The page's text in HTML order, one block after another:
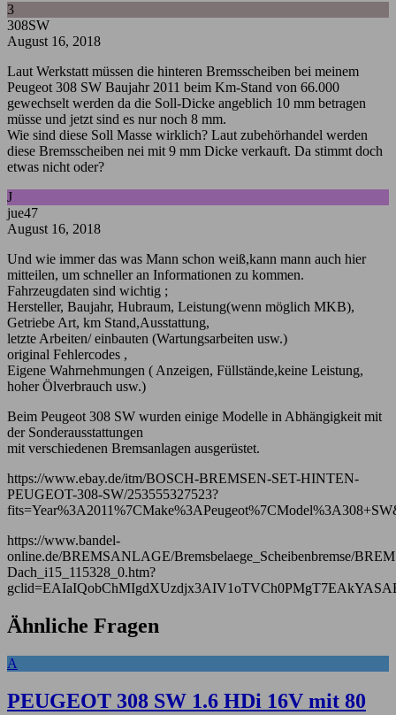
3
308SW
August 16, 2018
Laut Werkstatt müssen die hinteren Bremsscheiben bei meinem
Peugeot 308 SW Baujahr 2011 beim Km-Stand von 66.000
gewechselt werden da die Soll-Dicke angeblich 10 mm betragen
müsse und jetzt sind es nur noch 8 mm.
Wie sind diese Soll Masse wirklich? Laut zubehörhandel werden
diese Bremsscheiben nei mit 9 mm Dicke verkauft. Da stimmt doch
etwas nicht oder?
J
jue47
August 16, 2018
Und wie immer das was Mann schon weiß,kann mann auch hier
mitteilen, um schneller an Informationen zu kommen.
Fahrzeugdaten sind wichtig ;
Hersteller, Baujahr, Hubraum, Leistung(wenn möglich MKB),
Getriebe Art, km Stand,Ausstattung,
letzte Arbeiten/ einbauten (Wartungsarbeiten usw.)
original Fehlercodes ,
Eigene Wahrnehmungen ( Anzeigen, Füllstände,keine Leistung,
hoher Ölverbrauch usw.)
Beim Peugeot 308 SW wurden einige Modelle in Abhängigkeit mit
der Sonderausstattungen
mit verschiedenen Bremsanlagen ausgerüstet.
https://www.ebay.de/itm/BOSCH-BREMSEN-SET-HINTEN-
PEUGEOT-308-SW/253555327523?
https://www.bandel-
online.de/BREMSANLAGE/Bremsbelaege_Scheibenbremse/
Dach_i15_115328_0.htm?
Ähnliche Fragen
A
PEUGEOT 308 SW 1.6 HDi 16V mit 80